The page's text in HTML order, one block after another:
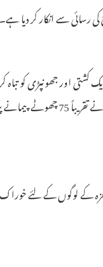
کشتی اور جھونپڑی کو
40 میں سے صرف دو کشتیاں رہ گئی ہیں۔
کے لوگوں کے لئے